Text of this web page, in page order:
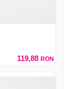
119,88 RON